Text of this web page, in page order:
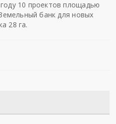
10 проектов площадью
банк для новых
28 га.